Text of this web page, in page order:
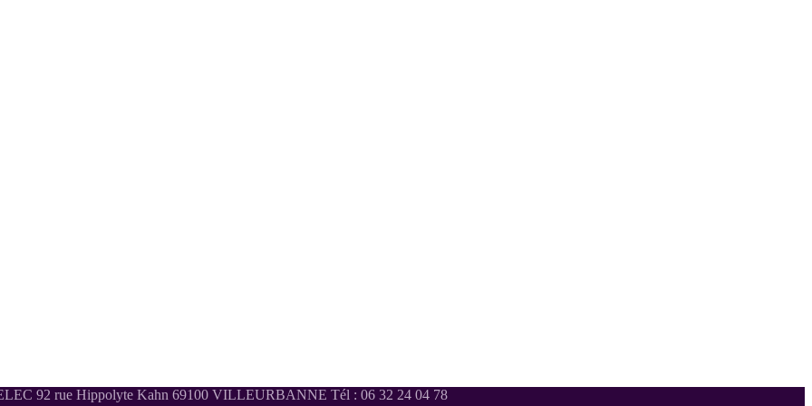
92 rue Hippolyte Kahn 69100 VILLEURBANNE Tél : 06 32 24 04 78